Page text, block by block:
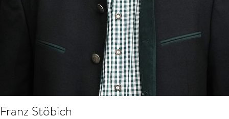
Franz Stöbich